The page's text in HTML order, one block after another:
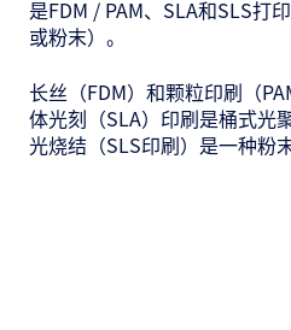
是FDM / PAM、SLA和SLS打
或粉末）。
长丝（FDM）和颗粒印刷（
体光刻（SLA）印刷是桶式光
光烧结（SLS印刷）是一种粉